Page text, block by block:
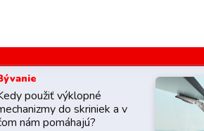
použiť výklopné
do skriniek a v
nám pomáhajú?